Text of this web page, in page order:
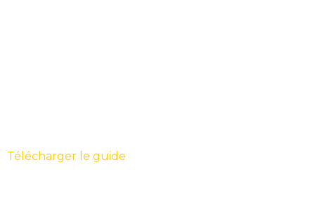
Télécharger le guide